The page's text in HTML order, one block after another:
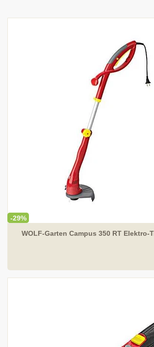
-29%
WOLF-Garten Campus 350 RT Elektro-